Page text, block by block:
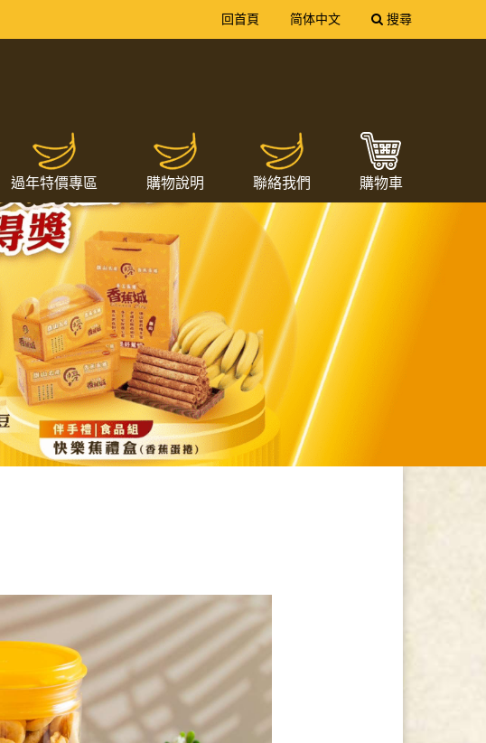
送出
回首頁 简体中文 搜尋
過年特價專區 購物說明 聯絡我們 購物車